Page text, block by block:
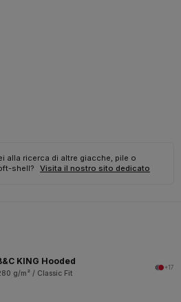
alla ricerca di altre giacche, pile o
shell?
Visita il nostro sito dedicato
KING Hooded
g/m² / Classic Fit
+17